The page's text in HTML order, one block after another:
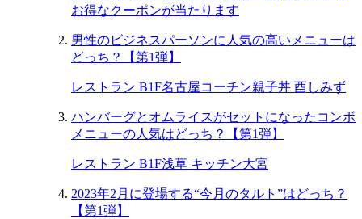
お得なクーポンが当たります
男性のビジネスパーソンに人気の高いメニューは
どっち？【第1弾】
レストラン B1F名古屋コーチン親子丼 酉しみず
ハンバーグとオムライスがセットになったコンボ
メニューの人気はどっち？【第1弾】
レストラン B1F浅草 キッチン大宮
2023年2月に登場する“今月のタルト”はどっち？
【第1弾】